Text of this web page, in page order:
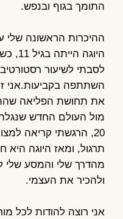
התומך בגוף ובנפש.
ההיכרות הראשונה שלי
היוגה
לסבתי לשיעור
השתתפה בקביעות. אני
את תחושת הפליאה
מול העולם החדש שנגלה
20, הרגשתי קריאה
תרגול, ומאז היוגה היא
מהדרך שלי והמסע שלי
ולהכיר את העצמי.
אני רוצה להודות לכל